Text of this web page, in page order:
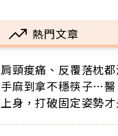
熱門文章
肩頸痠痛、反覆落枕
手麻到拿不穩筷子…
上身，打破固定姿勢